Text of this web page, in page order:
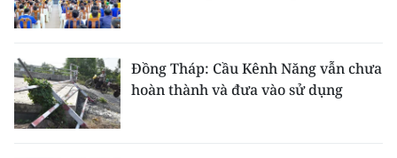
Đồng Tháp: Cầu Kênh Năng vẫn chưa
hoàn thành và đưa vào sử dụng